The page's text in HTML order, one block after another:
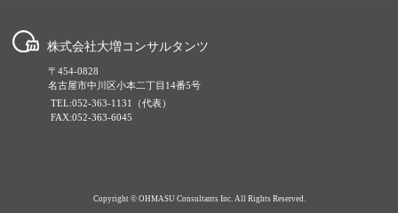
株式会社大増コンサルタンツ
〒454-0828
名古屋市中川区小本二丁目14番5号
TEL:052-363-1131（代表）
FAX:052-363-6045
Copyright © OHMASU Consultants Inc. All Rights Reserved.